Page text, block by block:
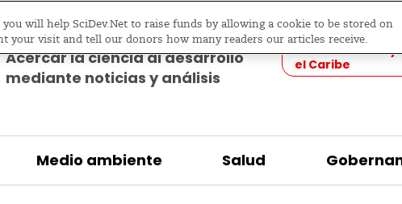
Acercar la ciencia al desarrollo
mediante noticias y análisis
Ediciones
América Latina y
el Caribe
Medio ambiente Salud
you will help SciDev.Net to raise funds by allowing a cookie to be stored on
your visit and tell our donors how many readers our articles receive.